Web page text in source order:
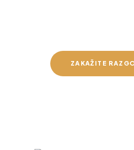
ZAKAŽITE